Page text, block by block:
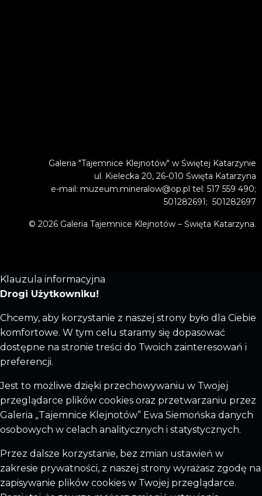
Galeria "Tajemnice Klejnotów" w Świętej Katarzynie
ul. Kielecka 20, 26-010 Święta Katarzyna
e-mail: muzeum.mineralow@op.pl tel: 517 559 490;
501282691; 501282697
© 2026 Galeria Tajemnice Klejnotów – Święta Katarzyna.
Klauzula informacyjna
Drogi Użytkowniku!
Chcemy, aby korzystanie z naszej strony było dla Ciebie
komfortowe. W tym celu staramy się dopasować
dostępne na stronie treści do Twoich zainteresowań i
preferencji.
Jest to możliwe dzięki przechowywaniu w Twojej
przeglądarce plików cookies oraz przetwarzaniu przez
Galeria „Tajemnice Klejnotów” Ewa Siemońska danych
osobowych w celach analitycznych i statystycznych.
Przez dalsze korzystanie, bez zmian ustawień w
zakresie prywatności, z naszej strony wyrażasz zgodę na
zapisywanie plików cookies w Twojej przeglądarce.